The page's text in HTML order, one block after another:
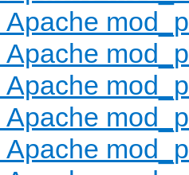
Apache
Apache
Apache
Apache
Apache